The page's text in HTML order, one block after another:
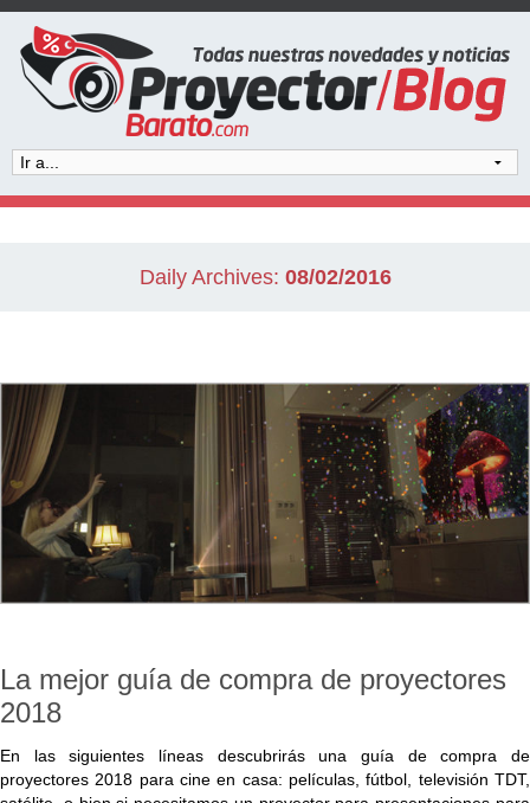
Daily Archives: 08/02/2016
Leer+
La mejor guía de compra de proyectores
2018
En las siguientes líneas descubrirás una guía de compra de
proyectores 2018 para cine en casa: películas, fútbol, televisión TDT,